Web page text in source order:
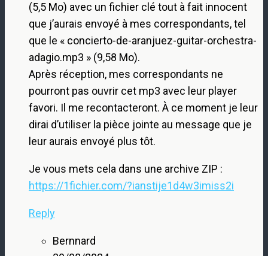
(5,5 Mo) avec un fichier clé tout à fait innocent
que j’aurais envoyé à mes correspondants, tel
que le « concierto-de-aranjuez-guitar-orchestra-
adagio.mp3 » (9,58 Mo).
Après réception, mes correspondants ne
pourront pas ouvrir cet mp3 avec leur player
favori. Il me recontacteront. À ce moment je leur
dirai d’utiliser la pièce jointe au message que je
leur aurais envoyé plus tôt.
Je vous mets cela dans une archive ZIP :
https://1fichier.com/?ianstije1d4w3imiss2i
Reply
Bernnard